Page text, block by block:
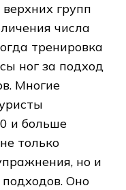
групп
числа
тренировка
ног за подход
Многие
и больше
только
но и
Оно